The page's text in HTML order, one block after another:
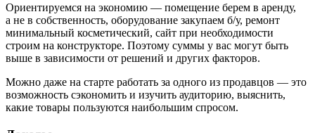
Ориентируемся на экономию — помещение берем в аренду,
а не в собственность, оборудование закупаем б/у, ремонт
минимальный косметический, сайт при необходимости
строим на конструкторе. Поэтому суммы у вас могут быть
выше в зависимости от решений и других факторов.
Можно даже на старте работать за одного из продавцов — это
возможность сэкономить и изучить аудиторию, выяснить,
какие товары пользуются наибольшим спросом.